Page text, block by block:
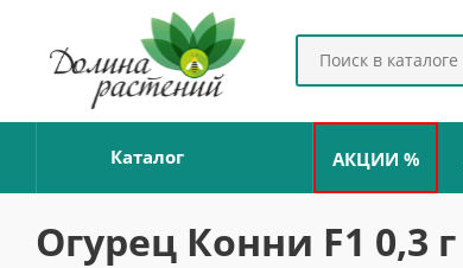
Каталог АКЦИИ %
Огурец Конни F1 0,3 г